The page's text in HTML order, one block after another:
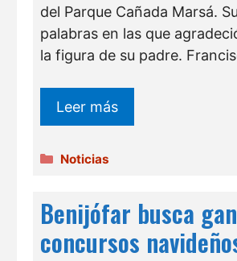
del Parque Cañada Marsá.
palabras en las que
la figura de su padre.
Leer más
Categorías
Noticias
Benijófar busca
concursos